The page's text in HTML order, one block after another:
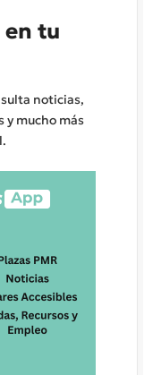
tu
noticias,
y mucho más